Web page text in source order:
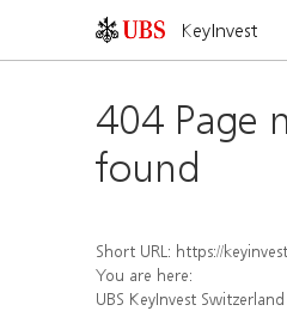
KeyInvest
404 Page
found
Short URL: https://keyinvest-ch.ubs.com/
You are here:
UBS KeyInvest Switzerland